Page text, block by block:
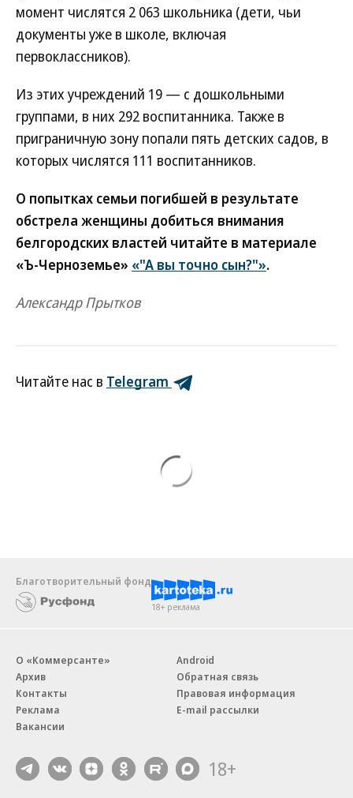
момент числятся 2 063 школьника (дети, чьи
документы уже в школе, включая
первоклассников).
Из этих учреждений 19 — с дошкольными
группами, в них 292 воспитанника. Также в
приграничную зону попали пять детских садов, в
которых числятся 111 воспитанников.
О попытках семьи погибшей в результате
обстрела женщины добиться внимания
белгородских властей читайте в материале
«Ъ-Черноземье» «"А вы точно сын?"».
Александр Прытков
Читайте нас в Telegram
Благотворительный фонд
18+ реклама
О «Коммерсанте»
Архив
Контакты
Реклама
Вакансии
Android
Обратная связь
Правовая информация
E-mail рассылки
18+